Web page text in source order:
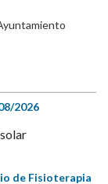
2026
de Fisioterapia